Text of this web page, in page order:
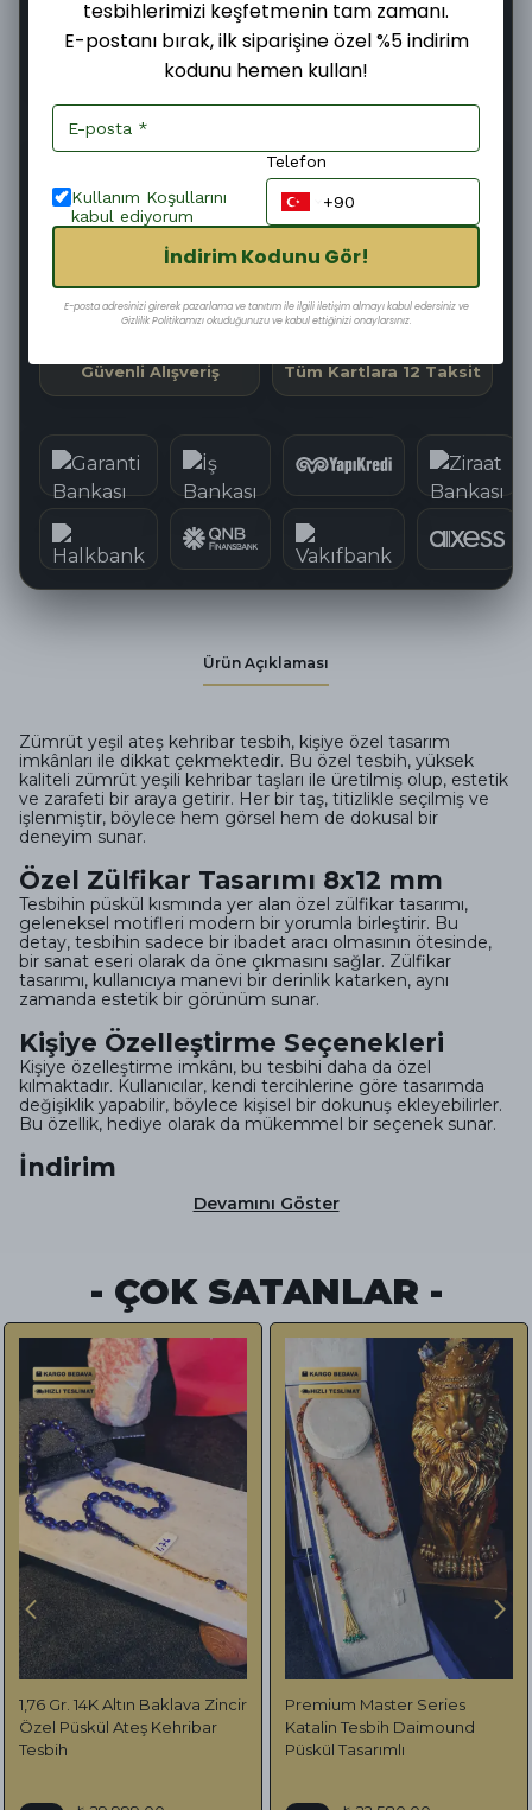
Sipariş ver
Teslim edilir
Kargoya Teslim Edilmesine 38:31:28
Hızlı Kargo Kolay İade
Güvenli Alışveriş Tüm Kartlara 12 Taksit
Ürün Açıklaması
Zümrüt yeşil ateş kehribar tesbih, kişiye özel tasarım
imkânları ile dikkat çekmektedir. Bu özel tesbih, yüksek
kaliteli zümrüt yeşili kehribar taşları ile üretilmiş olup, estetik
ve zarafeti bir araya getirir. Her bir taş, titizlikle seçilmiş ve
işlenmiştir, böylece hem görsel hem de dokusal bir
deneyim sunar.
Özel Zülfikar Tasarımı 8x12 mm
Tesbihin püskül kısmında yer alan özel zülfikar tasarımı,
geleneksel motifleri modern bir yorumla birleştirir. Bu
detay, tesbihin sadece bir ibadet aracı olmasının ötesinde,
bir sanat eseri olarak da öne çıkmasını sağlar. Zülfikar
tasarımı, kullanıcıya manevi bir derinlik katarken, aynı
zamanda estetik bir görünüm sunar.
Kişiye Özelleştirme Seçenekleri
Kişiye özelleştirme imkânı, bu tesbihi daha da özel
kılmaktadır. Kullanıcılar, kendi tercihlerine göre tasarımda
değişiklik yapabilir, böylece kişisel bir dokunuş ekleyebilirler.
Bu özellik, hediye olarak da mükemmel bir seçenek sunar.
İndirim
Devamını Göster
- ÇOK SATANLAR -
1,76 Gr. 14K Altın Baklava Zincir
Özel Püskül Ateş Kehribar
Tesbih
Premium Master Series
Katalin Tesbih Daimound
Püskül Tasarımlı
tesbihlerimizi keşfetmenin tam zamanı.
E-postanı bırak, ilk siparişine özel %5 indirim
kodunu hemen kullan!
Kullanım Koşullarını
kabul ediyorum
Telefon
İndirim Kodunu Gör!
E-posta adresinizi girerek pazarlama ve tanıtım ile ilgili iletişim almayı kabul edersiniz ve
Gizlilik Politikamızı okuduğunuzu ve kabul ettiğinizi onaylarsınız.